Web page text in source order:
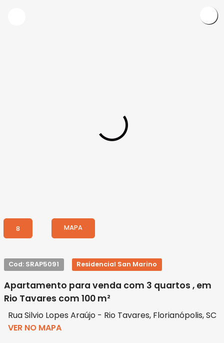
8 MAPA
Cod: SRAP5091 Residencial San Marino
Apartamento para venda com 3 quartos , em
Rio Tavares com 100 m²
Rua Silvio Lopes Araújo - Rio Tavares, Florianópolis, SC
VER NO MAPA